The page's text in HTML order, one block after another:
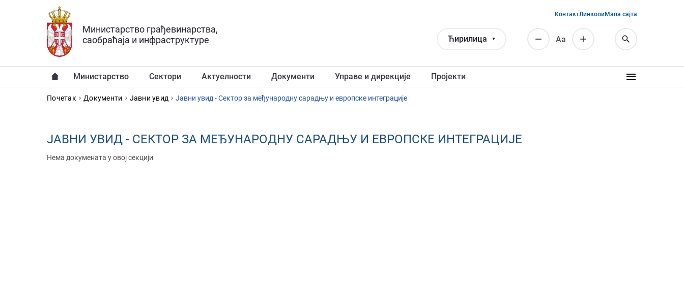
Прескочи на главни део садржаја
Министарство грађевинарства,
саобраћаја и инфраструктуре
Ћирилица Аа
КонтактЛинковиМапа сајта
Министарство Сектори Актуелности Документи Управе и дирекције Пројекти
YOU ARE HERE
Почетак Документи Јавни увид Јавни увид - Сектор за међународну сарадњу и европске интеграције
ЈАВНИ УВИД - СЕКТОР ЗА МЕЂУНАРОДНУ САРАДЊУ И ЕВРОПСКЕ ИНТЕГРАЦИЈЕ
Нема докумената у овој секцији